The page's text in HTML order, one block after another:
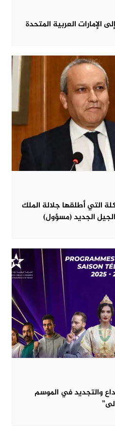
العربية المتحدة
التي أطلقها جلالة الملك
الجيل الجديد (مسؤول)
والتجديد في الموسم